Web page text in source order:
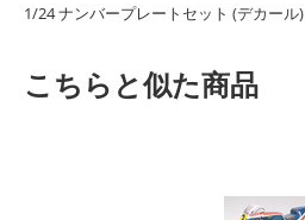
1/24 ナンバープレートセット (デカール)
こちらと似た商品